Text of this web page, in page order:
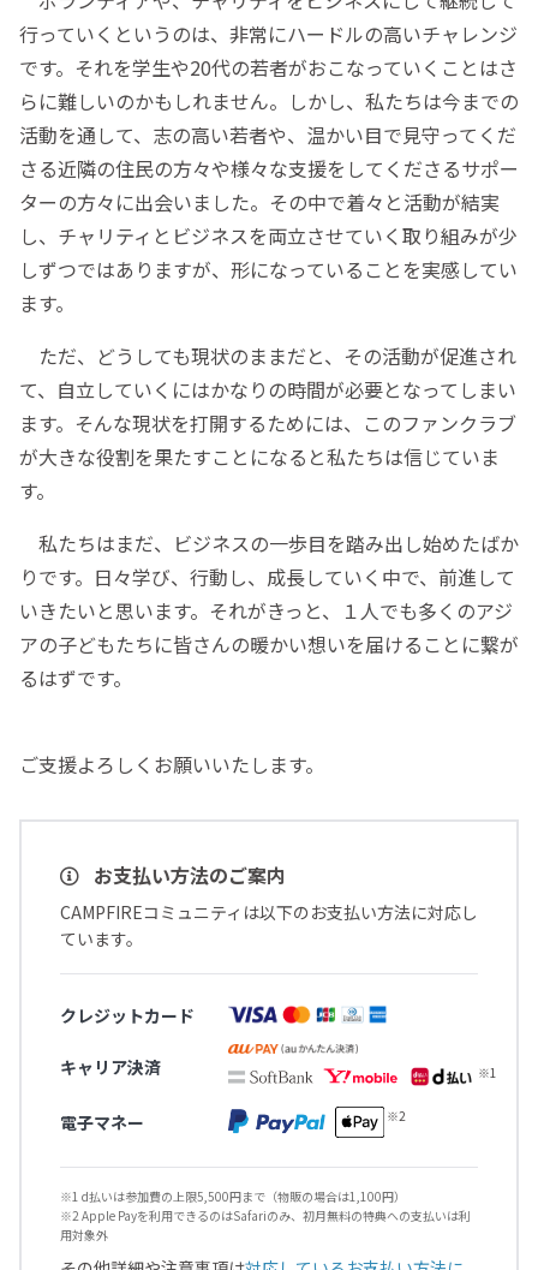
行っていくというのは、非常にハードルの高いチャレンジ
です。それを学生や20代の若者がおこなっていくことはさ
らに難しいのかもしれません。しかし、私たちは今までの
活動を通して、志の高い若者や、温かい目で見守ってくだ
さる近隣の住民の方々や様々な支援をしてくださるサポー
ターの方々に出会いました。その中で着々と活動が結実
し、チャリティとビジネスを両立させていく取り組みが少
しずつではありますが、形になっていることを実感してい
ます。
ただ、どうしても現状のままだと、その活動が促進され
て、自立していくにはかなりの時間が必要となってしまい
ます。そんな現状を打開するためには、このファンクラブ
が大きな役割を果たすことになると私たちは信じていま
す。
私たちはまだ、ビジネスの一歩目を踏み出し始めたばか
りです。日々学び、行動し、成長していく中で、前進して
いきたいと思います。それがきっと、１人でも多くのアジ
アの子どもたちに皆さんの暖かい想いを届けることに繋が
るはずです。
ご支援よろしくお願いいたします。
お支払い方法のご案内
CAMPFIREコミュニティは以下のお支払い方法に対応し
ています。
クレジットカード
キャリア決済
電子マネー
※1 d払いは参加費の上限5,500円まで（物販の場合は1,100円）
※2 Apple Payを利用できるのはSafariのみ、初月無料の特典への支払いは利
用対象外